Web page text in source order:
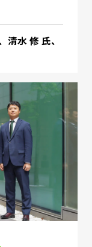
水 修 氏、